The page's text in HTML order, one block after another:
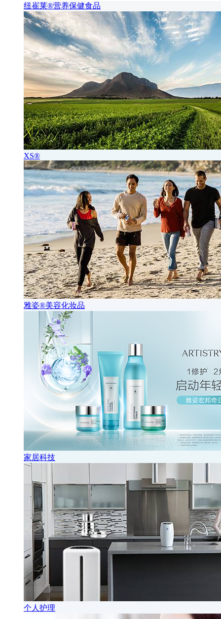
纽崔莱®营养保健食品
XS®
雅姿®美容化妆品
家居科技
个人护理